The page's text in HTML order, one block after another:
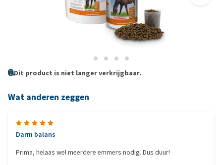
Dit product is niet langer verkrijgbaar.
Wat anderen zeggen
Darm balans
Prima, helaas wel meerdere emmers nodig. Dus duur!